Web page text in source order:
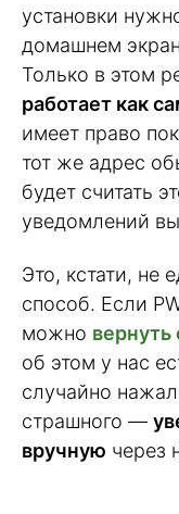
установки
домашнем
Только в этом
работает как
имеет право
тот же адрес
будет считать
уведомлений
Это, кстати, не
способ. Если
можно
об этом у нас
случайно
страшного —
вручную через